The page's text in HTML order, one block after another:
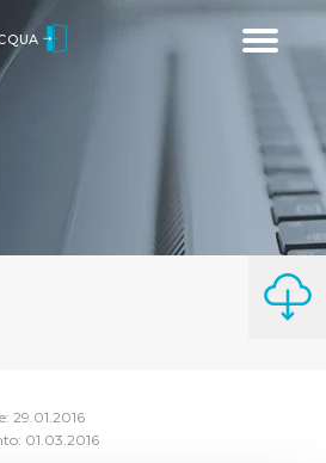
Toggle
29.01.2016
01.03.2016